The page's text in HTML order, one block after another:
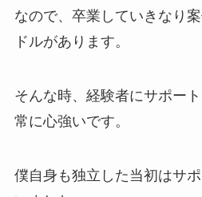
なので、卒業していきなり
ドルがあります。
そんな時、経験者にサポー
常に心強いです。
僕自身も独立した当初はサ